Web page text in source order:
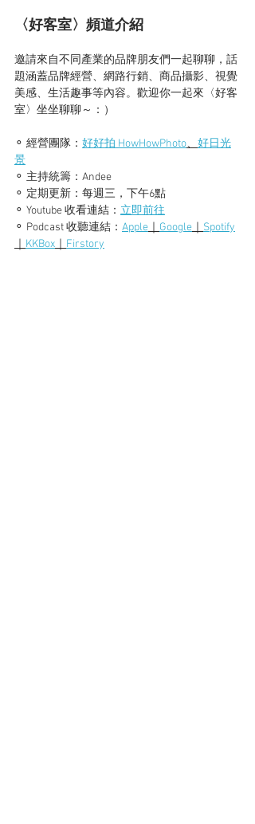
〈好客室〉頻道介紹
邀請來自不同產業的品牌朋友們一起聊聊，話
題涵蓋品牌經營、網路行銷、商品攝影、視覺
美感、生活趣事等內容。歡迎你一起來〈好客
室〉坐坐聊聊～：）
⚬ 經營團隊： 好好拍 HowHowPhoto、 好日光
景
⚬ 主持統籌：Andee
⚬ 定期更新：每週三，下午6點
⚬ Youtube 收看連結： 立即前往
⚬ Podcast 收聽連結： Apple Google
Spotify
KKBox Firstory